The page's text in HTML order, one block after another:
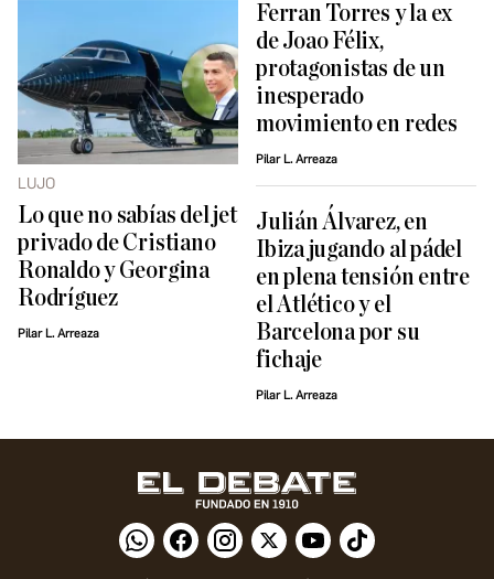
LUJO
Lo que no sabías del jet
privado de Cristiano
Ronaldo y Georgina
Rodríguez
Pilar L. Arreaza
Ferran Torres y la ex
de Joao Félix,
protagonistas de un
inesperado
movimiento en redes
Pilar L. Arreaza
Julián Álvarez, en
Ibiza jugando al pádel
en plena tensión entre
el Atlético y el
Barcelona por su
fichaje
Pilar L. Arreaza